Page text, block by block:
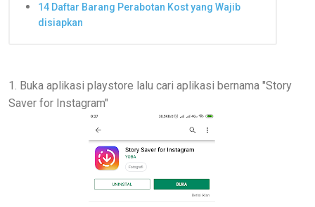
14 Daftar Barang Perabotan Kost yang Wajib
disiapkan
1. Buka aplikasi playstore lalu cari aplikasi bernama "Story
Saver for Instagram"